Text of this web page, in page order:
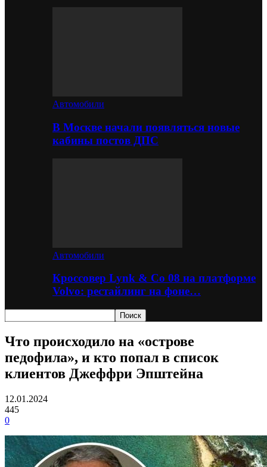
Автомобили
В Москве начали появляться новые
кабины постов ДПС
Автомобили
Кроссовер Lynk & Co 08 на платформе
Volvo: рестайлинг на фоне…
Что происходило на «острове
педофила», и кто попал в список
клиентов Джеффри Эпштейна
12.01.2024
445
0